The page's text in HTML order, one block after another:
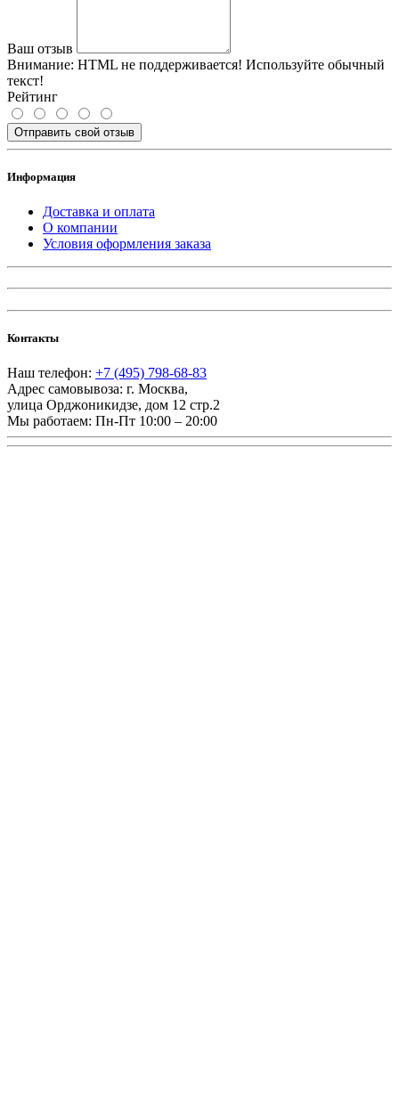
Ваш отзыв
Внимание: HTML не поддерживается! Используйте обычный
текст!
Рейтинг
Отправить свой отзыв
Информация
Доставка и оплата
О компании
Условия оформления заказа
Контакты
Наш телефон: +7 (495) 798-68-83
Адрес самовывоза: г. Москва,
улица Орджоникидзе, дом 12 стр.2
Мы работаем: Пн-Пт 10:00 – 20:00